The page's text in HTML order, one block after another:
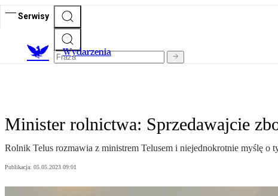
Serwisy
Wydarzenia
Minister rolnictwa: Sprzedawajcie
Rolnik Telus rozmawia z ministrem Telusem i niejednokrotnie myślę
Publikacja: 05.05.2023 09:01